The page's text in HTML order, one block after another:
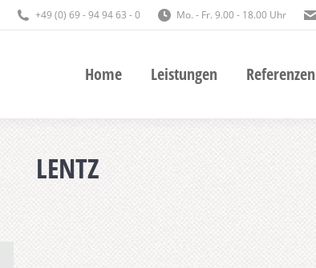
+49 (0) 69 - 94 94 63 - 0 Mo. - Fr. 9.00 - 18.00 Uhr
Home Leistungen Referenzen
LENTZ
Home Leistungen Referenzen